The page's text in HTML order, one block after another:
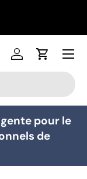
Se connecter
Panier
Menu
pour le
de